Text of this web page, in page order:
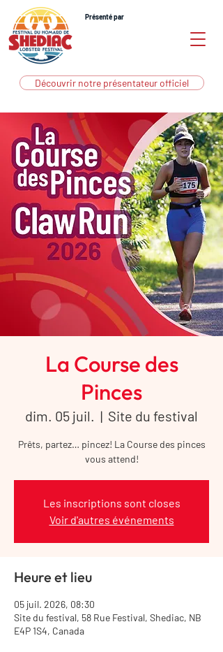
Présenté par
Découvrir notre présentateur officiel
La Course des
Pinces
dim. 05 juil.
  |
Site du festival
Prêts, partez… pincez! La Course des pinces
vous attend!
Les inscriptions sont closes
Voir d'autres événements
Heure et lieu
05 juil. 2026, 08:30
Site du festival, 58 Rue Festival, Shediac, NB
E4P 1S4, Canada